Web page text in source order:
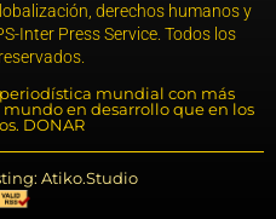
derechos humanos y
Inter Press Service. Todos los
mundial con más
mundo en desarrollo que en los
DONAR
Atiko.Studio